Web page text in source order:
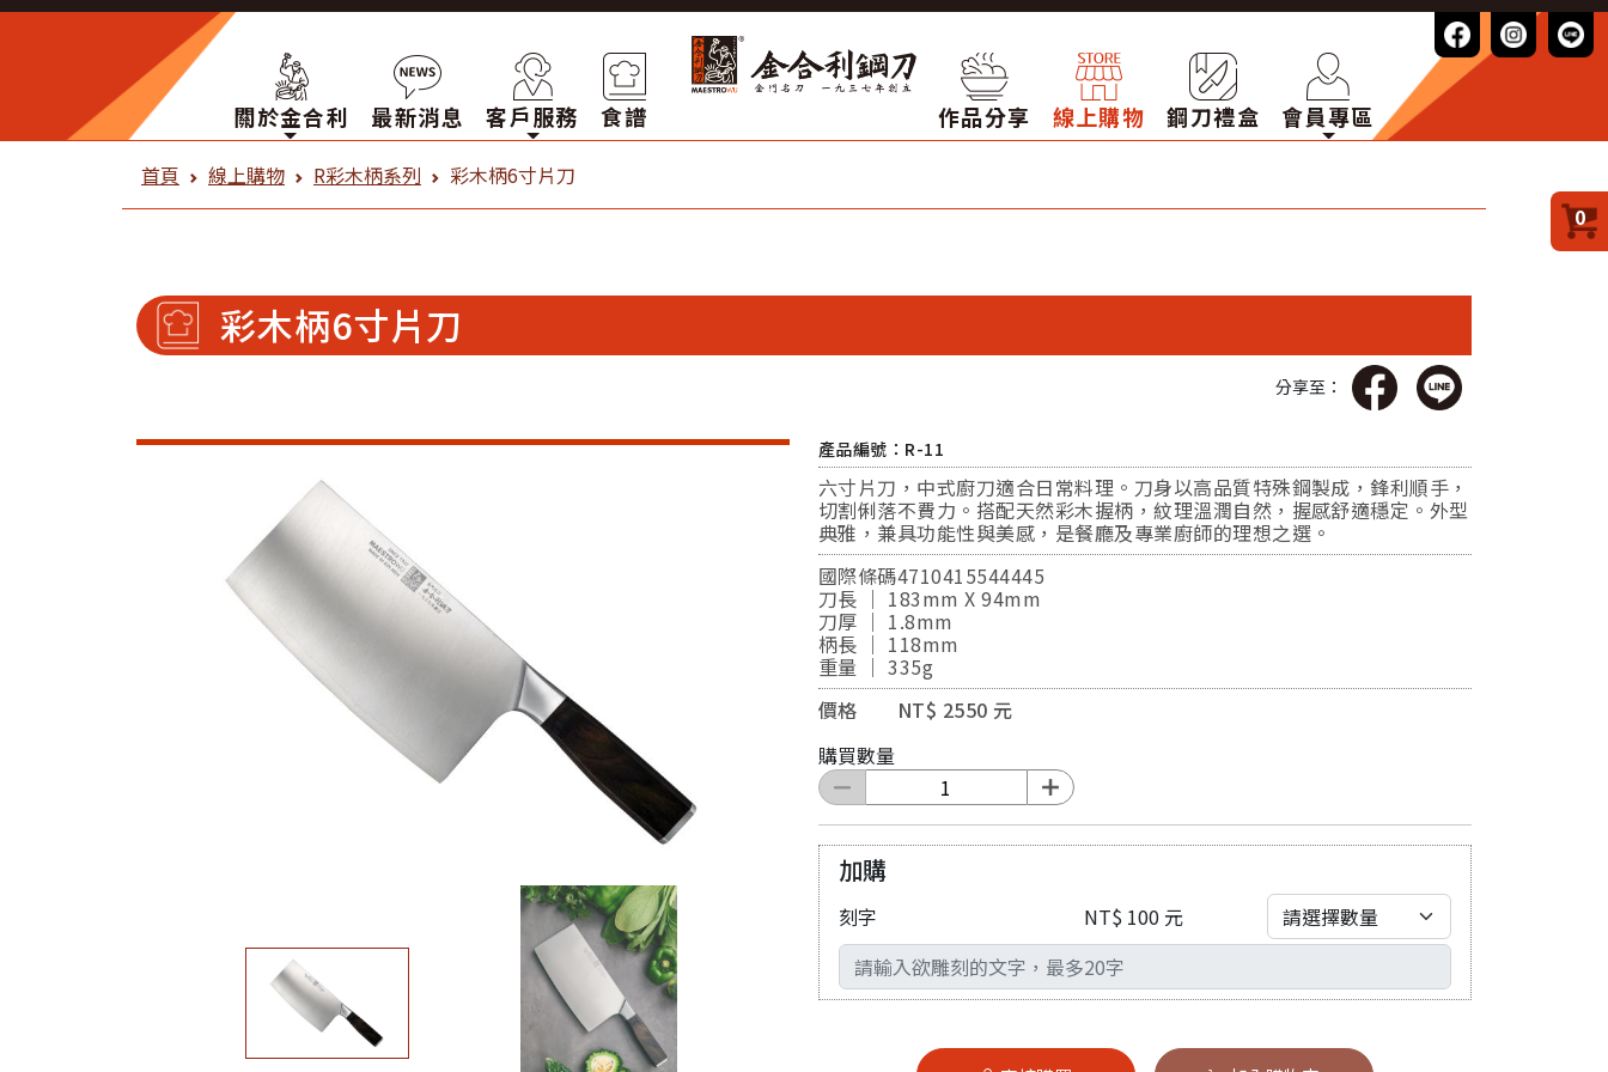
關於金合利 最新消息 客戶服務 食譜 作品分享 線上購物 鋼刀禮盒 會員專區
0
金合利鋼刀 線上購物
首頁 線上購物 R彩木柄系列 彩木柄6寸片刀
彩木柄6寸片刀
分享至：
產品編號：R-11
六寸片刀，中式廚刀適合日常料理。刀身以高品質特殊鋼製成，鋒利順手，
切割俐落不費力。搭配天然彩木握柄，紋理溫潤自然，握感舒適穩定。外型
典雅，兼具功能性與美感，是餐廳及專業廚師的理想之選。
國際條碼4710415544445
刀長 ｜ 183mm X 94mm
刀厚 ｜ 1.8mm
柄長 ｜ 118mm
重量 ｜ 335g
價格 NT$ 2550 元
購買數量
加購
刻字
NT$ 100 元
輸入文字